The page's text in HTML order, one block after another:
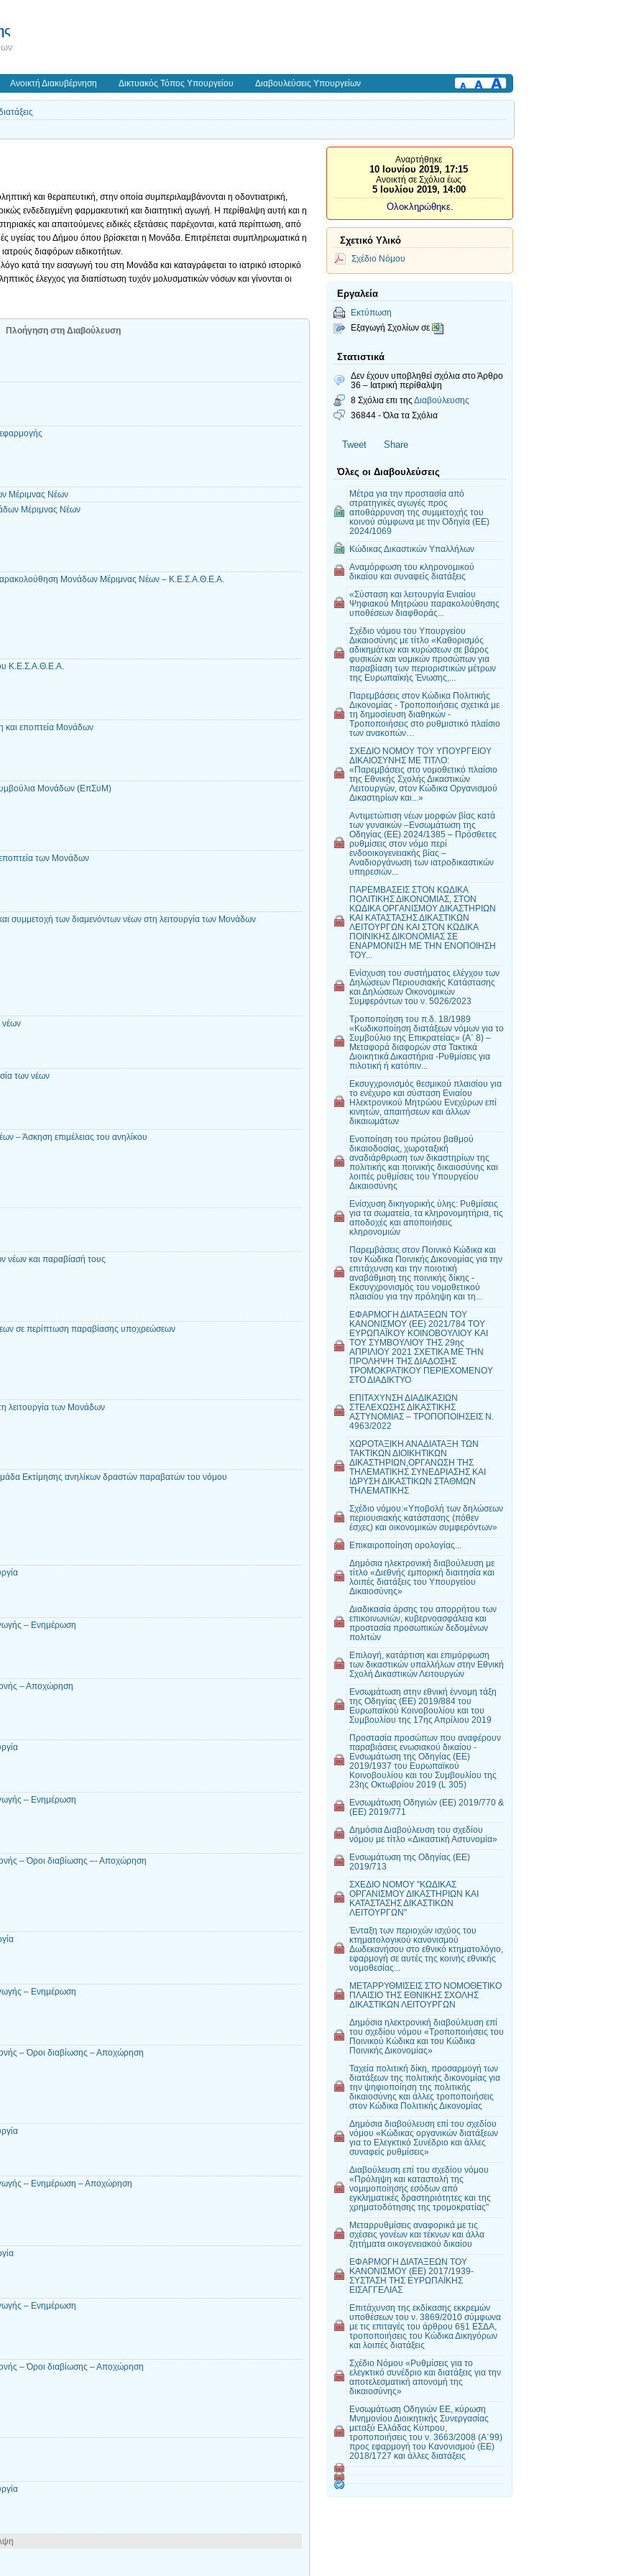
Ανοικτή Διακυβέρνηση Δικτυακός Τόπος Υπουργείου Διαβουλεύσεις Υπουργείων
και θεραπευτική, στην οποία συμπεριλαμβάνονται η οδοντιατρική,
ενδεδειγμένη φαρμακευτική και διαιτητική αγωγή. Η περίθαλψη αυτή και η
και απαιτούμενες ειδικές εξετάσεις παρέχονται, κατά περίπτωση, από
υγείας του Δήμου όπου βρίσκεται η Μονάδα. Επιτρέπεται συμπληρωματικά η
διαφόρων ειδικοτήτων.
κατά την εισαγωγή του στη Μονάδα και καταγράφεται το ιατρικό ιστορικό
έλεγχος για διαπίστωση τυχόν µολυσματικών νόσων και γίνονται οι
Πλοήγηση στη Διαβούλευση
Μέριμνας Νέων
Μέριμνας Νέων
Μονάδων Μέριμνας Νέων – Κ.Ε.Σ.Α.Θ.Ε.Α.
Κ.Ε.Σ.Α.Θ.Ε.Α.
εποπτεία Μονάδων
Μονάδων (ΕπΣυΜ)
των Μονάδων
συμμετοχή των διαμενόντων νέων στη λειτουργία των Μονάδων
των νέων
– Άσκηση επιμέλειας του ανηλίκου
νέων και παραβίασή τους
σε περίπτωση παραβίασης υποχρεώσεων
λειτουργία των Μονάδων
Εκτίμησης ανηλίκων δραστών παραβατών του νόμου
– Ενημέρωση
– Αποχώρηση
– Ενημέρωση
– Όροι διαβίωσης –- Αποχώρηση
– Ενημέρωση
– Όροι διαβίωσης – Αποχώρηση
– Ενημέρωση – Αποχώρηση
– Ενημέρωση
– Όροι διαβίωσης – Αποχώρηση
Αναρτήθηκε
10 Ιουνίου 2019, 17:15
Ανοικτή σε Σχόλια έως
5 Ιουλίου 2019, 14:00
Ολοκληρώθηκε.
Σχετικό Υλικό
Σχέδιο Νόμου
Εργαλεία
Εκτύπωση
Εξαγωγή Σχολίων σε
Στατιστικά
Δεν έχουν υποβληθεί σχόλια στο Άρθρο
36 – Ιατρική περίθαλψη
8 Σχόλια επι της Διαβούλευσης
36844 - Όλα τα Σχόλια
Tweet Share
Όλες οι Διαβουλεύσεις
Μέτρα για την προστασία από
στρατηγικές αγωγές προς
αποθάρρυνση της συμμετοχής του
κοινού σύμφωνα με την Οδηγία (ΕΕ)
2024/1069
Κώδικας Δικαστικών Υπαλλήλων
Αναμόρφωση του κληρονομικού
δικαίου και συναφείς διατάξεις
«Σύσταση και λειτουργία Ενιαίου
Ψηφιακού Μητρώου παρακολούθησης
υποθέσεων διαφθοράς...
Σχέδιο νόμου του Υπουργείου
Δικαιοσύνης με τίτλο «Καθορισμός
αδικημάτων και κυρώσεων σε βάρος
φυσικών και νομικών προσώπων για
παραβίαση των περιοριστικών μέτρων
της Ευρωπαϊκής Ένωσης,...
Παρεμβάσεις στον Κώδικα Πολιτικής
Δικονομίας - Τροποποιήσεις σχετικά με
τη δημοσίευση διαθηκών -
Τροποποιήσεις στο ρυθμιστικό πλαίσιο
των ανακοπών…
ΣΧΕΔΙΟ ΝΟΜΟΥ ΤΟΥ ΥΠΟΥΡΓΕΙΟΥ
ΔΙΚΑΙΟΣΥΝΗΣ ΜΕ ΤΙΤΛΟ:
«Παρεμβάσεις στο νομοθετικό πλαίσιο
της Εθνικής Σχολής Δικαστικών
Λειτουργών, στον Κώδικα Οργανισμού
Δικαστηρίων και...»
Αντιμετώπιση νέων μορφών βίας κατά
των γυναικών –Ενσωμάτωση της
Οδηγίας (ΕΕ) 2024/1385 – Πρόσθετες
ρυθμίσεις στον νόμο περί
ενδοοικογενειακής βίας –
Αναδιοργάνωση των ιατροδικαστικών
υπηρεσιών...
ΠΑΡΕΜΒΑΣΕΙΣ ΣΤΟΝ ΚΩΔΙΚΑ
ΠΟΛΙΤΙΚΗΣ ΔΙΚΟΝΟΜΙΑΣ, ΣΤΟΝ
ΚΩΔΙΚΑ ΟΡΓΑΝΙΣΜΟΥ ΔΙΚΑΣΤΗΡΙΩΝ
ΚΑΙ ΚΑΤΑΣΤΑΣΗΣ ΔΙΚΑΣΤΙΚΩΝ
ΛΕΙΤΟΥΡΓΩΝ ΚΑΙ ΣΤΟΝ ΚΩΔΙΚΑ
ΠΟΙΝΙΚΗΣ ΔΙΚΟΝΟΜΙΑΣ ΣΕ
ΕΝΑΡΜΟΝΙΣΗ ΜΕ ΤΗΝ ΕΝΟΠΟΙΗΣΗ
ΤΟΥ...
Ενίσχυση του συστήματος ελέγχου των
Δηλώσεων Περιουσιακής Κατάστασης
και Δηλώσεων Οικονομικών
Συμφερόντων του ν. 5026/2023
Τροποποίηση του π.δ. 18/1989
«Κωδικοποίηση διατάξεων νόμων για το
Συμβούλιο της Επικρατείας» (Α΄ 8) –
Μεταφορά διαφορών στα Τακτικά
Διοικητικά Δικαστήρια -Ρυθμίσεις για
πιλοτική ή κατόπιν...
Εκσυγχρονισμός θεσμικού πλαισίου για
το ενέχυρο και σύσταση Ενιαίου
Ηλεκτρονικού Μητρώου Ενεχύρων επί
κινητών, απαιτήσεων και άλλων
δικαιωμάτων
Ενοποίηση του πρώτου βαθμού
δικαιοδοσίας, χωροταξική
αναδιάρθρωση των δικαστηρίων της
πολιτικής και ποινικής δικαιοσύνης και
λοιπές ρυθμίσεις του Υπουργείου
Δικαιοσύνης
Ενίσχυση δικηγορικής ύλης: Ρυθμίσεις
για τα σωματεία, τα κληρονομητήρια, τις
αποδοχές και αποποιήσεις
κληρονομιών
Παρεμβάσεις στον Ποινικό Κώδικα και
τον Κώδικα Ποινικής Δικονομίας για την
επιτάχυνση και την ποιοτική
αναβάθμιση της ποινικής δίκης -
Εκσυγχρονισμός του νομοθετικού
πλαισίου για την πρόληψη και τη...
ΕΦΑΡΜΟΓΗ ΔΙΑΤΑΞΕΩΝ ΤΟΥ
ΚΑΝΟΝΙΣΜΟΥ (ΕΕ) 2021/784 ΤΟΥ
ΕΥΡΩΠΑΪΚΟΥ ΚΟΙΝΟΒΟΥΛΙΟΥ ΚΑΙ
ΤΟΥ ΣΥΜΒΟΥΛΙΟΥ ΤΗΣ 29ης
ΑΠΡΙΛΙΟΥ 2021 ΣΧΕΤΙΚΑ ΜΕ ΤΗΝ
ΠΡΟΛΗΨΗ ΤΗΣ ΔΙΑΔΟΣΗΣ
ΤΡΟΜΟΚΡΑΤΙΚΟΥ ΠΕΡΙΕΧΟΜΕΝΟΥ
ΣΤΟ ΔΙΑΔΙΚΤΥΟ
ΕΠΙΤΑΧΥΝΣΗ ΔΙΑΔΙΚΑΣΙΩΝ
ΣΤΕΛΕΧΩΣΗΣ ΔΙΚΑΣΤΙΚΗΣ
ΑΣΤΥΝΟΜΙΑΣ – ΤΡΟΠΟΠΟΙΗΣΕΙΣ Ν.
4963/2022
ΧΩΡΟΤΑΞΙΚΗ ΑΝΑΔΙΑΤΑΞΗ ΤΩΝ
ΤΑΚΤΙΚΩΝ ΔΙΟΙΚΗΤΙΚΩΝ
ΔΙΚΑΣΤΗΡΙΩΝ,ΟΡΓΑΝΩΣΗ ΤΗΣ
ΤΗΛΕΜΑΤΙΚΗΣ ΣΥΝΕΔΡΙΑΣΗΣ ΚΑΙ
ΙΔΡΥΣΗ ΔΙΚΑΣΤΙΚΩΝ ΣΤΑΘΜΩΝ
ΤΗΛΕΜΑΤΙΚΗΣ
Σχέδιο νόμου:«Υποβολή των δηλώσεων
περιουσιακής κατάστασης (πόθεν
έσχες) και οικονομικών συμφερόντων»
Επικαιροποίηση ορολογίας...
Δημόσια ηλεκτρονική διαβούλευση με
τίτλο «Διεθνής εμπορική διαιτησία και
λοιπές διατάξεις του Υπουργείου
Δικαιοσύνης»
Διαδικασία άρσης του απορρήτου των
επικοινωνιών, κυβερνοασφάλεια και
προστασία προσωπικών δεδομένων
πολιτών
Επιλογή, κατάρτιση και επιμόρφωση
των δικαστικών υπαλλήλων στην Εθνική
Σχολή Δικαστικών Λειτουργών
Ενσωμάτωση στην εθνική έννομη τάξη
της Οδηγίας (ΕΕ) 2019/884 του
Ευρωπαϊκού Κοινοβουλίου και του
Συμβουλίου της 17ης Απρίλιου 2019
Προστασία προσώπων που αναφέρουν
παραβιάσεις ενωσιακού δικαίου -
Ενσωμάτωση της Οδηγίας (ΕΕ)
2019/1937 του Ευρωπαϊκού
Κοινοβουλίου και του Συμβουλίου της
23ης Οκτωβρίου 2019 (L 305)
Ενσωμάτωση Οδηγιών (ΕΕ) 2019/770 &
(ΕΕ) 2019/771
Δημόσια Διαβούλευση του σχεδίου
νόμου με τίτλο «Δικαστική Αστυνομία»
Ενσωμάτωση της Οδηγίας (ΕΕ)
2019/713
ΣΧΕΔΙΟ ΝΟΜΟΥ "ΚΩΔΙΚΑΣ
ΟΡΓΑΝΙΣΜΟΥ ΔΙΚΑΣΤΗΡΙΩΝ ΚΑΙ
ΚΑΤΑΣΤΑΣΗΣ ΔΙΚΑΣΤΙΚΩΝ
ΛΕΙΤΟΥΡΓΩΝ"
Ένταξη των περιοχών ισχύος του
κτηματολογικού κανονισμού
Δωδεκανήσου στο εθνικό κτηματολόγιο,
εφαρμογή σε αυτές της κοινής εθνικής
νομοθεσίας...
MΕΤΑΡΡΥΘΜΙΣΕΙΣ ΣΤΟ ΝΟΜΟΘΕΤΙΚΟ
ΠΛΑΙΣΙΟ ΤΗΣ ΕΘΝΙΚΗΣ ΣΧΟΛΗΣ
ΔΙΚΑΣΤΙΚΩΝ ΛΕΙΤΟΥΡΓΩΝ
Δημόσια ηλεκτρονική διαβούλευση επί
του σχεδίου νόμου «Τροποποιήσεις του
Ποινικού Κώδικα και του Κώδικα
Ποινικής Δικονομίας»
Ταχεία πολιτική δίκη, προσαρμογή των
διατάξεων της πολιτικής δικονομίας για
την ψηφιοποίηση της πολιτικής
δικαιοσύνης και άλλες τροποποιήσεις
στον Κώδικα Πολιτικής Δικονομίας
Δημόσια διαβούλευση επί του σχεδίου
νόμου «Κώδικας οργανικών διατάξεων
για το Ελεγκτικό Συνέδριο και άλλες
συναφείς ρυθμίσεις»
Διαβούλευση επί του σχεδίου νόμου
«Πρόληψη και καταστολή της
νομιμοποίησης εσόδων από
εγκληματικές δραστηριότητες και της
χρηματοδότησης της τρομοκρατίας"
Μεταρρυθμίσεις αναφορικά με τις
σχέσεις γονέων και τέκνων και άλλα
ζητήματα οικογενειακού δικαίου
EΦΑΡΜΟΓΗ ΔΙΑΤΑΞΕΩΝ ΤΟΥ
ΚΑΝΟΝΙΣΜΟΥ (ΕΕ) 2017/1939-
ΣΥΣΤΑΣΗ ΤΗΣ ΕΥΡΩΠΑΪΚΗΣ
ΕΙΣΑΓΓΕΛΙΑΣ
Επιτάχυνση της εκδίκασης εκκρεμών
υποθέσεων του ν. 3869/2010 σύμφωνα
με τις επιταγές του άρθρου 6§1 ΕΣΔΑ,
τροποποιήσεις του Κώδικα Δικηγόρων
και λοιπές διατάξεις
Σχέδιο Νόμου «Ρυθμίσεις για το
ελεγκτικό συνέδριο και διατάξεις για την
αποτελεσματική απονομή της
δικαιοσύνης»
Ενσωμάτωση Οδηγιών ΕΕ, κύρωση
Μνημονίου Διοικητικής Συνεργασίας
μεταξύ Ελλάδας Κύπρου,
τροποποιήσεις του ν. 3663/2008 (Α΄99)
προς εφαρμογή του Κανονισμού (ΕΕ)
2018/1727 και άλλες διατάξεις